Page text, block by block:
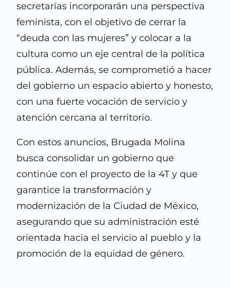
secretarías incorporarán una perspectiva
feminista, con el objetivo de cerrar la
“deuda con las mujeres” y colocar a la
cultura como un eje central de la política
pública. Además, se comprometió a hacer
del gobierno un espacio abierto y honesto,
con una fuerte vocación de servicio y
atención cercana al territorio.
Con estos anuncios, Brugada Molina
busca consolidar un gobierno que
continúe con el proyecto de la 4T y que
garantice la transformación y
modernización de la Ciudad de México,
asegurando que su administración esté
orientada hacia el servicio al pueblo y la
promoción de la equidad de género.